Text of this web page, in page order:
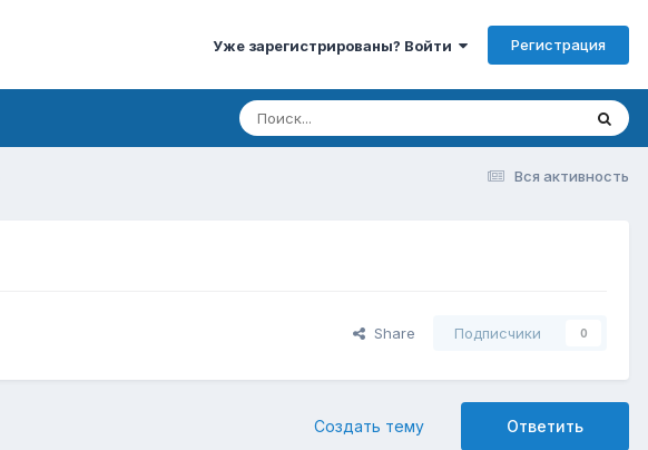
Уже зарегистрированы? Войти Регистрация
Вся активность
Share Подписчики 0
Ответить
Создать тему